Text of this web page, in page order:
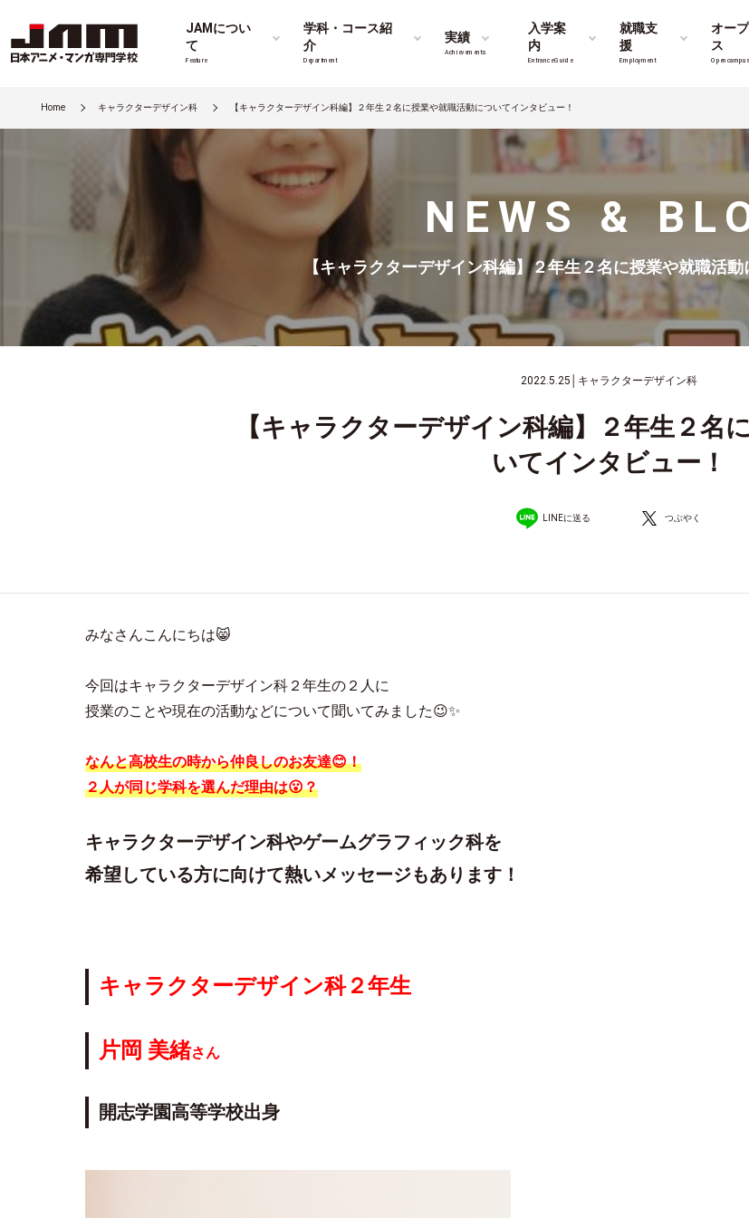
JAMについ
て
Feature
学科・コース紹
介
Department
実績
Achievements
入学案
内
Entrance Guide
就職支
援
Employment
オー
ス
Opencampus
Home キャラクターデザイン科 【キャラクターデザイン科編】２年生２名に授業や就職活動についてインタビュー！
NEWS &
【キャラクターデザイン科編】２年生２名に授業や就職活
2022.5.25 キャラクターデザイン科
【キャラクターデザイン科編】２年生２名
いてインタビュー！
LINEに送る つぶやく
みなさんこんにちは😸
今回はキャラクターデザイン科２年生の２人に
授業のことや現在の活動などについて聞いてみました😉✨
なんと高校生の時から仲良しのお友達😊！
２人が同じ学科を選んだ理由は😮？
キャラクターデザイン科やゲームグラフィック科を
希望している方に向けて熱いメッセージもあります！
キャラクターデザイン科２年生
片岡 美緒さん
開志学園高等学校出身